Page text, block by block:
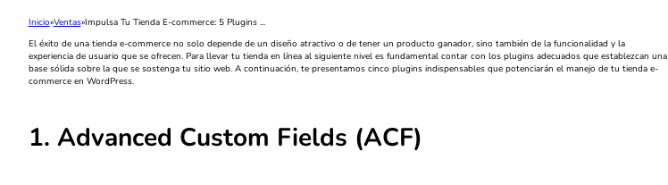
Inicio Ventas Impulsa Tu Tienda E-commerce: 5 Plugins ...
El éxito de una tienda e-commerce no solo depende de un diseño atractivo o de tener un producto ganador, sino también de la funcionalidad y la
experiencia de usuario que se ofrecen. Para llevar tu tienda en línea al siguiente nivel es fundamental contar con los plugins adecuados que establezcan una
base sólida sobre la que se sostenga tu sitio web. A continuación, te presentamos cinco plugins indispensables que potenciarán el manejo de tu tienda e-
commerce en WordPress.
1. Advanced Custom Fields (ACF)